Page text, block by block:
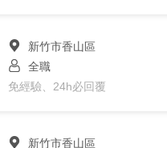
新竹市香山區
全職
免經驗、24h必回覆
新竹市香山區